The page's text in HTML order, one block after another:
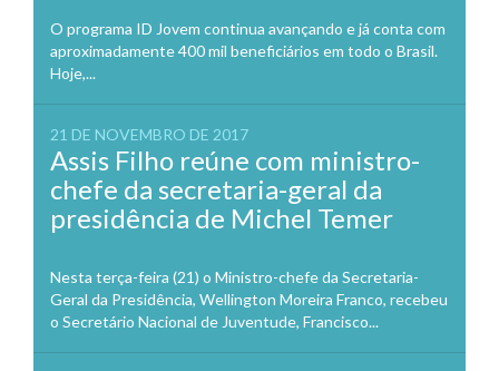
O programa ID Jovem continua avançando e já conta com
aproximadamente 400 mil beneficiários em todo o Brasil.
Hoje,...
21 DE NOVEMBRO DE 2017
Assis Filho reúne com ministro-
chefe da secretaria-geral da
presidência de Michel Temer
Nesta terça-feira (21) o Ministro-chefe da Secretaria-
Geral da Presidência, Wellington Moreira Franco, recebeu
o Secretário Nacional de Juventude, Francisco...